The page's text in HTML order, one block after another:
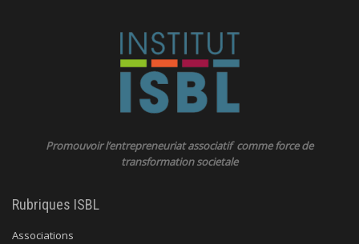
Promouvoir l’entrepreneuriat associatif comme force de
transformation societale
Rubriques ISBL
Associations